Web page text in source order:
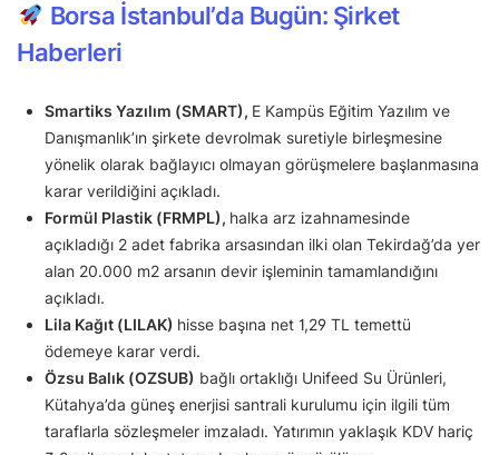
Borsa İstanbul’da Bugün: Şirket
Haberleri
Smartiks Yazılım (SMART), E Kampüs Eğitim Yazılım ve
Danışmanlık’ın şirkete devrolmak suretiyle birleşmesine
yönelik olarak bağlayıcı olmayan görüşmelere başlanmasına
karar verildiğini açıkladı.
Formül Plastik (FRMPL), halka arz izahnamesinde
açıkladığı 2 adet fabrika arsasından ilki olan Tekirdağ’da yer
alan 20.000 m2 arsanın devir işleminin tamamlandığını
açıkladı.
Lila Kağıt (LILAK) hisse başına net 1,29 TL temettü
ödemeye karar verdi.
Özsu Balık (OZSUB) bağlı ortaklığı Unifeed Su Ürünleri,
Kütahya’da güneş enerjisi santrali kurulumu için ilgili tüm
taraflarla sözleşmeler imzaladı. Yatırımın yaklaşık KDV hariç